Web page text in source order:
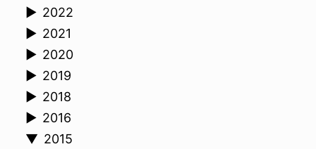
► 2022
► 2021
► 2020
► 2019
► 2018
► 2016
▼ 2015